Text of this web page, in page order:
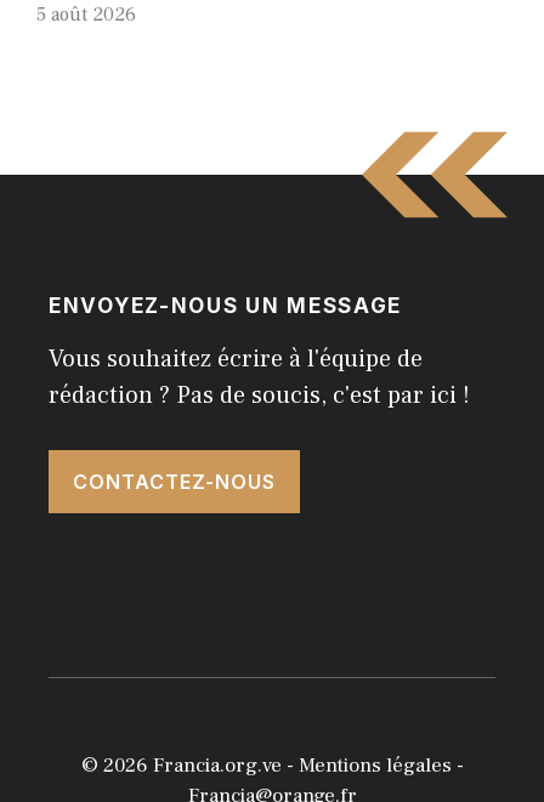
5 août 2026
ENVOYEZ-NOUS UN MESSAGE
Vous souhaitez écrire à l'équipe de
rédaction ? Pas de soucis, c'est par ici !
CONTACTEZ-NOUS
© 2026 Francia.org.ve - Mentions légales -
Francia@orange.fr